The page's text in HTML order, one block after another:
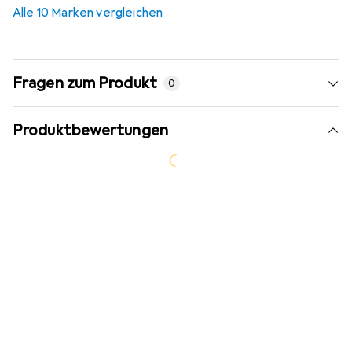
Alle 10 Marken vergleichen
Fragen zum Produkt 0
Produktbewertungen